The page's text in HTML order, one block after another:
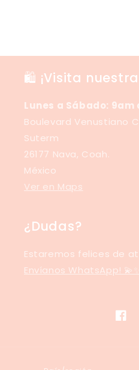
🛍️ ¡Visita
Lunes a Sábado: 9am
Boulevard Venustiano
Suterm
26177 Nava, Coah.
México
Ver en Maps
¿Dudas?
Estaremos felices de
Envíanos WhatsApp! 💫✨